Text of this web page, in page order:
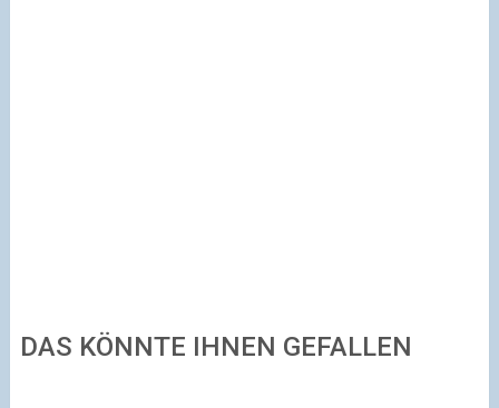
DAS KÖNNTE IHNEN GEFALLEN